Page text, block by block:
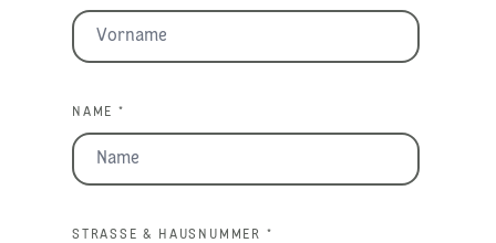
NAME *
STRASSE & HAUSNUMMER *